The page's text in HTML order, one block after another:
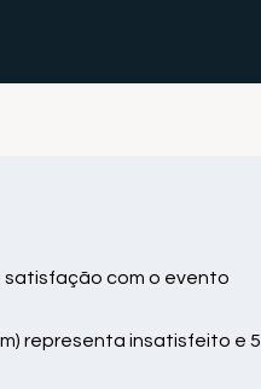
satisfação com o evento
representa insatisfeito e 5